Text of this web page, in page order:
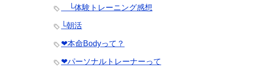
└体験トレーニング感想
└朝活
❤︎本命Bodyって？
❤︎パーソナルトレーナーって